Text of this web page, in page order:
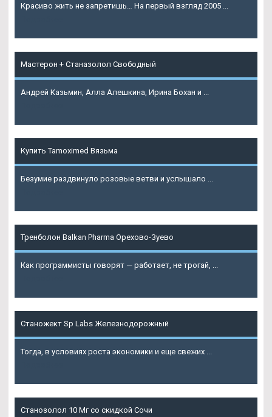
Красиво жить не запретишь… На первый взгляд 2005 ...
Мастерон + Станазолол Свободный
Андрей Казьмин, Алла Алешкина, Ирина Бохан и ...
Купить Tamoximed Вязьма
Безумие раздвинуло розовые ветви и услышало ...
Тренболон Balkan Pharma Орехово-Зуево
Как программисты говорят — работает, не трогай, ...
Станожект Sp Labs Железнодорожный
Тогда, в условиях роста экономики и еще свежих ...
Станозолол 10 Мг со скидкой Сочи